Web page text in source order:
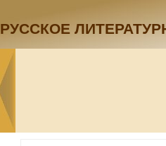
РУССКОЕ